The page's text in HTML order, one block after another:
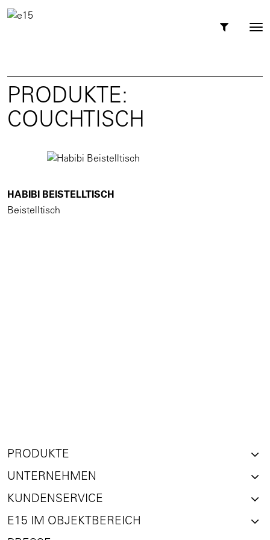
PRODUKTE:
COUCHTISCH
HABIBI BEISTELLTISCH
Beistelltisch
PRODUKTE
UNTERNEHMEN
KUNDENSERVICE
E15 IM OBJEKTBEREICH